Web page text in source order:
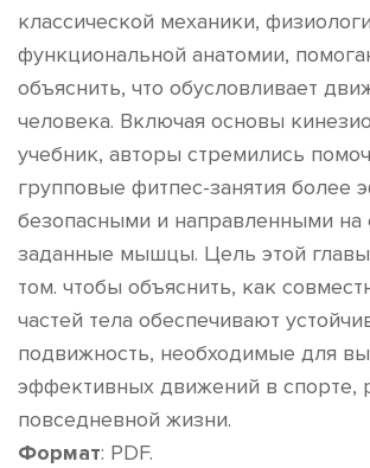
классической механики,
функциональной анатомии,
объяснить, что обусловливает
человека. Включая основы
учебник, авторы стремились
групповые фитпес-занятия более
безопасными и направленными на
заданные мышцы. Цель этой главы
том. чтобы объяснить, как
частей тела обеспечивают
подвижность, необходимые для
эффективных движений в спорте,
повседневной жизни.
Формат: PDF.